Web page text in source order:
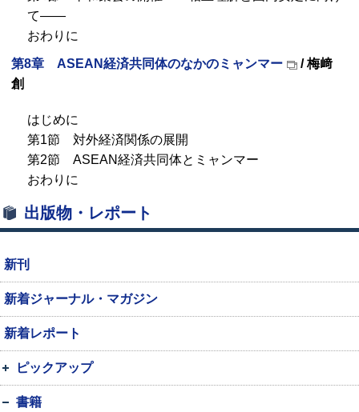
て――
おわりに
第8章 ASEAN経済共同体のなかのミャンマー
/ 梅﨑
創
はじめに
第1節 対外経済関係の展開
第2節 ASEAN経済共同体とミャンマー
おわりに
出版物・レポート
新刊
新着ジャーナル・マガジン
新着レポート
ピックアップ
書籍